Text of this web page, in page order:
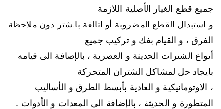
جميع قطع الغيار الأصلية اللازمة
و استبدال القطع المضروبة أو اتالفة بالشتر دون ملاحظة
الفرق ، و القيام بفك و تركيب جميع
أنواع الشترات الحديثة و العصرية ، بالإضافة الى قيامه
بايجاد حل لمشاكل الشتران المتحركة
، الاوتومانيكية و العادية بأبسط الطرق و الأساليب
المتطورة و الحديثة ، بالإضافة الى المعدات و الأدوات .